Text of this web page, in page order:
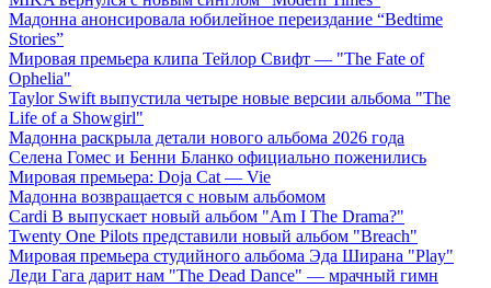
Мадонна анонсировала юбилейное переиздание “Bedtime
Stories”
Мировая премьера клипа Тейлор Свифт — "The Fate of
Ophelia"
Taylor Swift выпустила четыре новые версии альбома "The
Life of a Showgirl"
Мадонна раскрыла детали нового альбома 2026 года
Селена Гомес и Бенни Бланко официально поженились
Мировая премьера: Doja Cat — Vie
Мадонна возвращается с новым альбомом
Cardi B выпускает новый альбом "Am I The Drama?"
Twenty One Pilots представили новый альбом "Breach"
Мировая премьера студийного альбома Эда Ширана "Play"
Леди Гага дарит нам "The Dead Dance" — мрачный гимн